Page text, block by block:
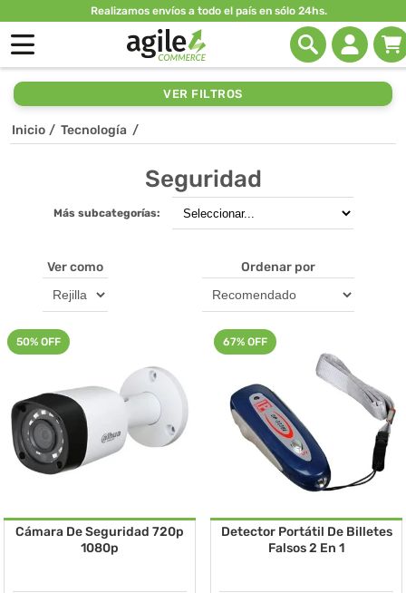
Realizamos envíos a todo el país en sólo 24hs.
VER FILTROS
Inicio / Tecnología /
Seguridad
Más subcategorías:
Ver como Ordenar por
50% OFF
Cámara De Seguridad 720p
1080p
67% OFF
Detector Portátil De Billetes
Falsos 2 En 1